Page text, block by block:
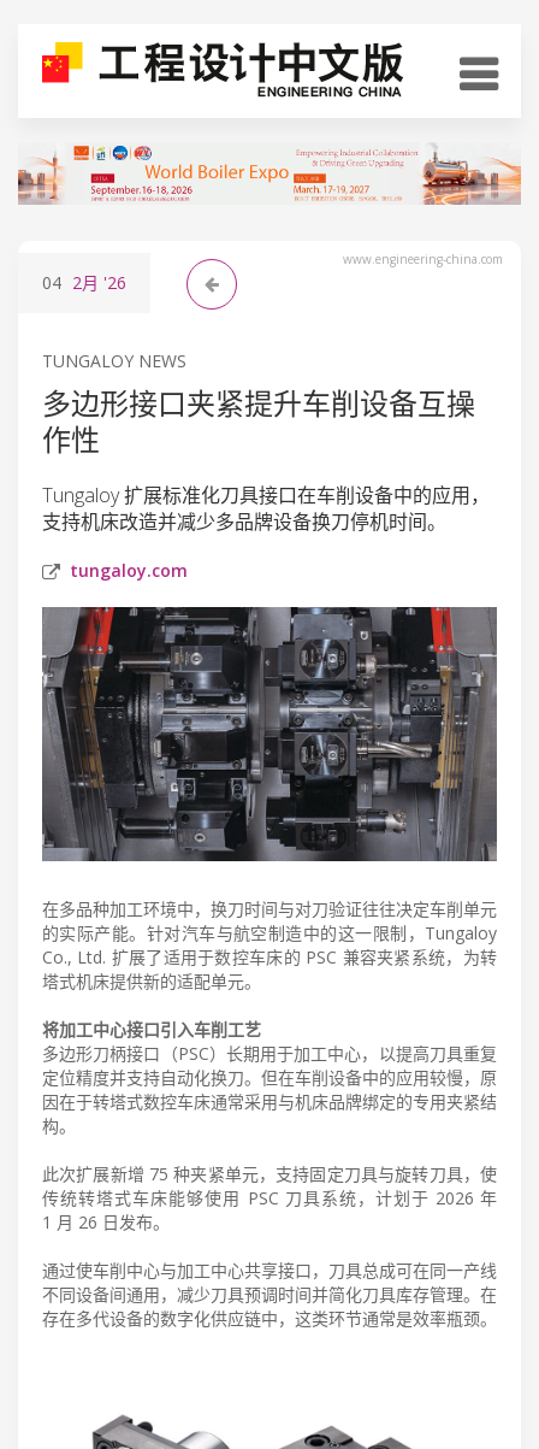
www.engineering-china.com
04 2月 '26
TUNGALOY NEWS
多边形接口夹紧提升车削设备互操
作性
Tungaloy 扩展标准化刀具接口在车削设备中的应用，
支持机床改造并减少多品牌设备换刀停机时间。
tungaloy.com
在多品种加工环境中，换刀时间与对刀验证往往决定车削单元
的实际产能。针对汽车与航空制造中的这一限制，Tungaloy
Co., Ltd. 扩展了适用于数控车床的 PSC 兼容夹紧系统，为转
塔式机床提供新的适配单元。
将加工中心接口引入车削工艺
多边形刀柄接口（PSC）长期用于加工中心，以提高刀具重复
定位精度并支持自动化换刀。但在车削设备中的应用较慢，原
因在于转塔式数控车床通常采用与机床品牌绑定的专用夹紧结
构。
此次扩展新增 75 种夹紧单元，支持固定刀具与旋转刀具，使
传统转塔式车床能够使用 PSC 刀具系统，计划于 2026 年
1 月 26 日发布。
通过使车削中心与加工中心共享接口，刀具总成可在同一产线
不同设备间通用，减少刀具预调时间并简化刀具库存管理。在
存在多代设备的数字化供应链中，这类环节通常是效率瓶颈。